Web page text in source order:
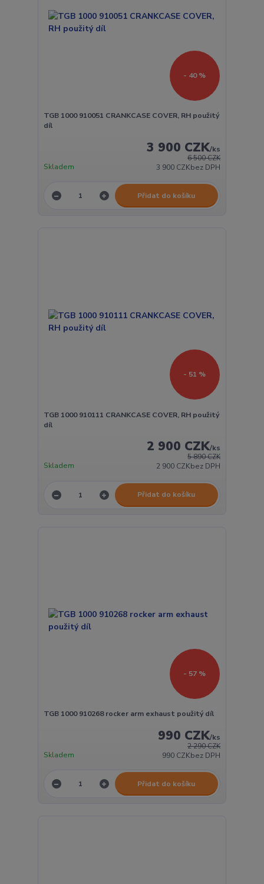
- 40 %
TGB 1000 910051 CRANKCASE COVER, RH použitý
díl
6 500 CZK
3 900 CZK/ks
3 900 CZKbez DPH
Skladem
Přidat do košíku
- 51 %
TGB 1000 910111 CRANKCASE COVER, RH použitý
díl
5 890 CZK
2 900 CZK/ks
2 900 CZKbez DPH
Skladem
Přidat do košíku
- 57 %
TGB 1000 910268 rocker arm exhaust použitý díl
2 290 CZK
990 CZK/ks
990 CZKbez DPH
Skladem
Přidat do košíku